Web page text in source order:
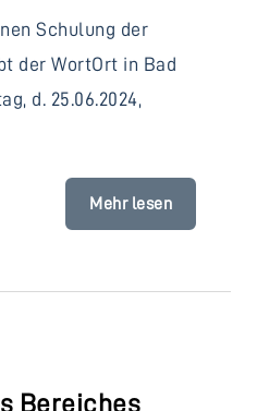
Schulung der
der WortOrt in Bad
d. 25.06.2024,
Mehr lesen
Bereiches